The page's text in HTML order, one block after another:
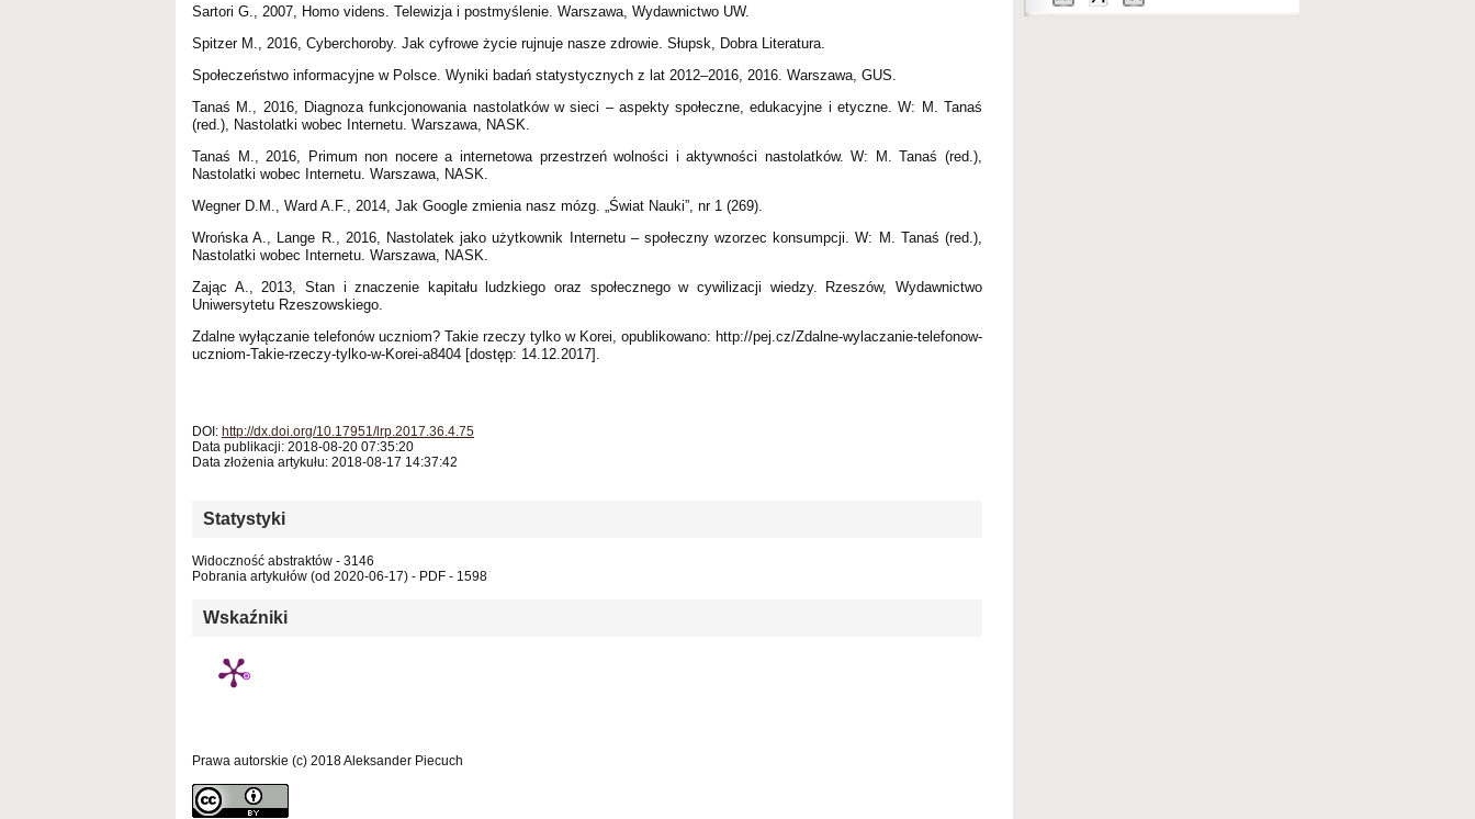
Sartori G., 2007, Homo videns. Telewizja i postmyślenie. Warszawa, Wydawnictwo UW.
Spitzer M., 2016, Cyberchoroby. Jak cyfrowe życie rujnuje nasze zdrowie. Słupsk, Dobra Literatura.
Społeczeństwo informacyjne w Polsce. Wyniki badań statystycznych z lat 2012–2016, 2016. Warszawa, GUS.
Tanaś M., 2016, Diagnoza funkcjonowania nastolatków w sieci – aspekty społeczne, edukacyjne i etyczne. W: M. Tanaś
(red.), Nastolatki wobec Internetu. Warszawa, NASK.
Tanaś M., 2016, Primum non nocere a internetowa przestrzeń wolności i aktywności nastolatków. W: M. Tanaś (red.),
Nastolatki wobec Internetu. Warszawa, NASK.
Wegner D.M., Ward A.F., 2014, Jak Google zmienia nasz mózg. „Świat Nauki”, nr 1 (269).
Wrońska A., Lange R., 2016, Nastolatek jako użytkownik Internetu – społeczny wzorzec konsumpcji. W: M. Tanaś (red.),
Nastolatki wobec Internetu. Warszawa, NASK.
Zając A., 2013, Stan i znaczenie kapitału ludzkiego oraz społecznego w cywilizacji wiedzy. Rzeszów, Wydawnictwo
Uniwersytetu Rzeszowskiego.
Zdalne wyłączanie telefonów uczniom? Takie rzeczy tylko w Korei, opublikowano: http://pej.cz/Zdalne-wylaczanie-telefonow-
uczniom-Takie-rzeczy-tylko-w-Korei-a8404 [dostęp: 14.12.2017].
DOI: http://dx.doi.org/10.17951/lrp.2017.36.4.75
Data publikacji: 2018-08-20 07:35:20
Data złożenia artykułu: 2018-08-17 14:37:42
Statystyki
Widoczność abstraktów - 3146
Pobrania artykułów (od 2020-06-17) - PDF - 1598
Wskaźniki
Prawa autorskie (c) 2018 Aleksander Piecuch